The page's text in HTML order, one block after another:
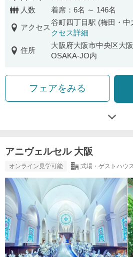
人数
着席：6名 ～ 146名
アクセス
谷町四丁目駅 (梅田・
クセス詳細
住所
大阪府大阪市中央区大
OSAKA-JO内
フェアをみる
アニヴェルセル 大阪
オンライン見学可能 式場・ゲストハウス